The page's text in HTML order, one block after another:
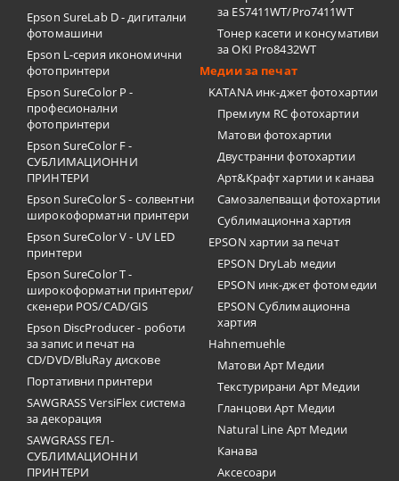
Epson SureLab D - дигитални
фотомашини
Epson L-серия икономични
фотопринтери
Epson SureColor P -
професионални
фотопринтери
Epson SureColor F -
СУБЛИМАЦИОННИ
ПРИНТЕРИ
Epson SureColor S - солвентни
широкоформатни принтери
Epson SureColor V - UV LED
принтери
Epson SureColor T -
широкоформатни принтери/
скенери POS/CAD/GIS
Epson DiscProducer - роботи
за запис и печат на
CD/DVD/BluRay дискове
Портативни принтери
SAWGRASS VersiFlex система
за декорация
SAWGRASS ГЕЛ-
СУБЛИМАЦИОННИ
ПРИНТЕРИ
за ES7411WT/Pro7411WT
Тонер касети и консумативи
за OKI Pro8432WT
Медии за печат
KATANA инк-джет фотохартии
Премиум RC фотохартии
Матови фотохартии
Двустранни фотохартии
Арт&Крафт хартии и канава
Самозалепващи фотохартии
Сублимационна хартия
EPSON хартии за печат
EPSON DryLab медии
EPSON инк-джет фотомедии
EPSON Сублимационна
хартия
Hahnemuehle
Матови Арт Медии
Текстурирани Арт Медии
Гланцови Арт Медии
Natural Line Арт Медии
Канава
Аксесоари